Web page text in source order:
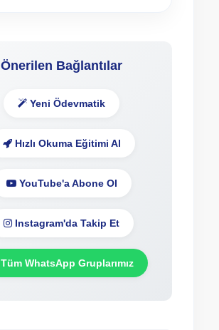
Önerilen Bağlantılar
Yeni Ödevmatik
Hızlı Okuma Eğitimi Al
YouTube'a Abone Ol
Instagram'da Takip Et
Tüm WhatsApp Gruplarımız